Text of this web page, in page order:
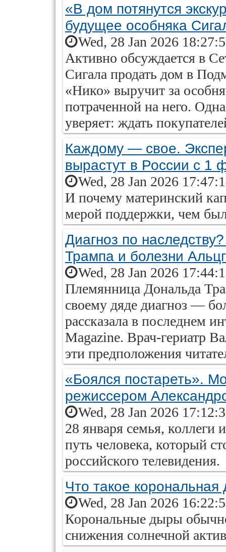
«В дом потянутся
будущее особняка
Wed, 28 Jan 2026
Активно обсуждается в
Сигала продать дом в
«Нико» выручит за
потраченной на него.
уверяет: ждать
Каждому — свое.
вырастут в России с 1
Wed, 28 Jan 2026
И почему материнский
мерой поддержки, чем
Диагноз по
Трампа и болезни
Wed, 28 Jan 2026
Племянница Дональда
своему дяде диагноз —
рассказала в последнем
Magazine. Врач-гериатр
эти предположения
«Боялся постареть».
режиссером
Wed, 28 Jan 2026
28 января семья, коллеги
путь человека, который
российского телевидения.
Что такое
Wed, 28 Jan 2026
Корональные дыры
снижения солнечной